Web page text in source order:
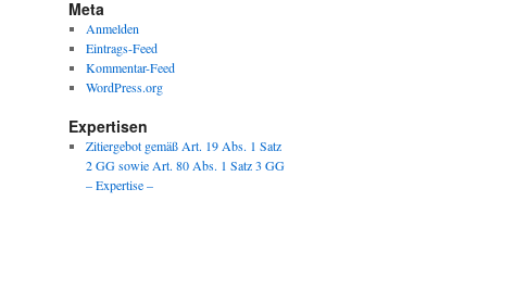
Meta
Anmelden
Eintrags-Feed
Kommentar-Feed
WordPress.org
Expertisen
Zitiergebot gemäß Art. 19 Abs. 1 Satz
2 GG sowie Art. 80 Abs. 1 Satz 3 GG
– Expertise –